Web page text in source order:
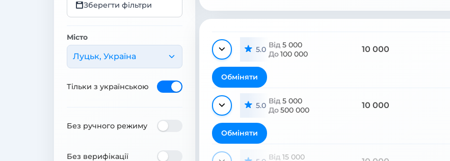
Зберегти фільтри
Місто
Луцьк, Україна
Тільки з українською
Без ручного режиму
Без верифікації
5.0 Від 5 000
До100 000 10 000
Обміняти
5.0 Від 5 000
До500 000 10 000
Обміняти
Від 15 000